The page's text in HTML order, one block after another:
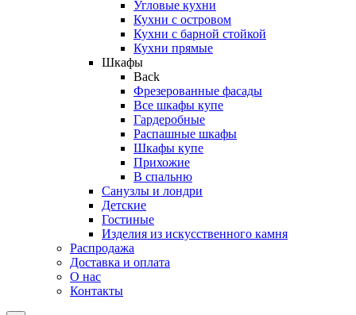
Угловые кухни
Кухни с островом
Кухни с барной стойкой
Кухни прямые
Шкафы
Back
Фрезерованные фасады
Все шкафы купе
Гардеробные
Распашные шкафы
Шкафы купе
Прихожие
В спальню
Санузлы и лондри
Детские
Гостиные
Изделия из искусственного камня
Распродажа
Доставка и оплата
О нас
Контакты